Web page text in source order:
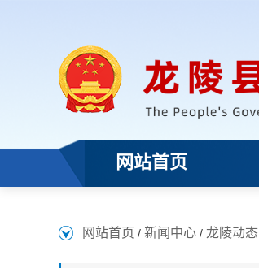
网站首页
网站首页 / 新闻中心 / 龙陵动态